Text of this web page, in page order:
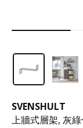
SVENSHULT
上牆式層架, 灰